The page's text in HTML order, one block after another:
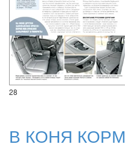
28
В КОНЯ КОРМ